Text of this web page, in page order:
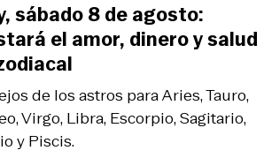
de los astros para Aries, Tauro,
Virgo, Libra, Escorpio, Sagitario,
y Piscis.
sábado 8 de agosto:
el amor, dinero y salud